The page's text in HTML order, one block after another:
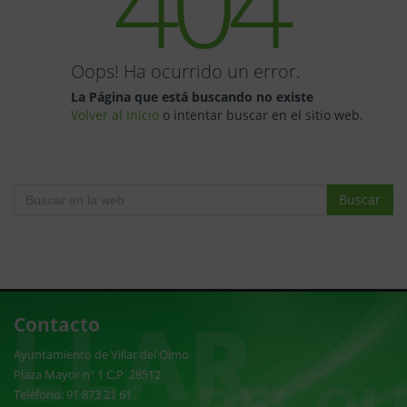
Oops! Ha ocurrido un error.
La Página que está buscando no existe
Volver al Inicio o intentar buscar en el sitio web.
Buscar
Contacto
Ayuntamiento de Villar del Olmo
Plaza Mayor nº 1 C.P. 28512
Teléfono: 91 873 21 61